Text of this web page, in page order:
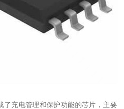
了充电管理和保护功能的芯片，主要